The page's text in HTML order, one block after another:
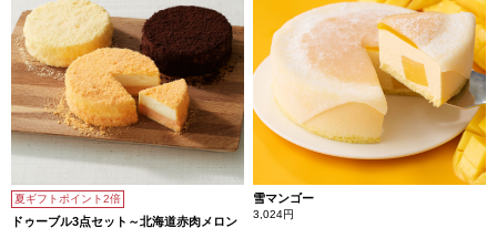
夏ギフトポイント2倍
ドゥーブル3点セット～北海道赤肉メロン
雪マンゴー
3,024円